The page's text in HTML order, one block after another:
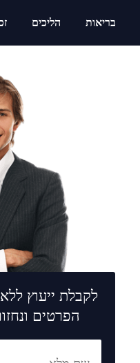
בריאות הליכים
לקבלת ייעוץ
הפרטים